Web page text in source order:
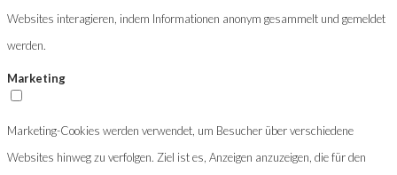
Websites interagieren, indem Informationen anonym gesammelt und gemeldet
werden.
Marketing
Marketing-Cookies werden verwendet, um Besucher über verschiedene
Websites hinweg zu verfolgen. Ziel ist es, Anzeigen anzuzeigen, die für den